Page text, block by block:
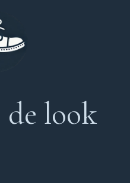
de look